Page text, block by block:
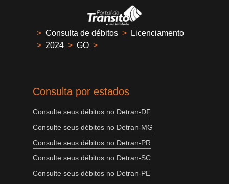
> Consulta de débitos >
Licenciamento
> 2024 > GO >
Consulta por estados
Consulte seus débitos no Detran-DF
Consulte seus débitos no Detran-MG
Consulte seus débitos no Detran-PR
Consulte seus débitos no Detran-SC
Consulte seus débitos no Detran-PE